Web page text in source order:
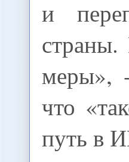
и
меры»,
что
путь в